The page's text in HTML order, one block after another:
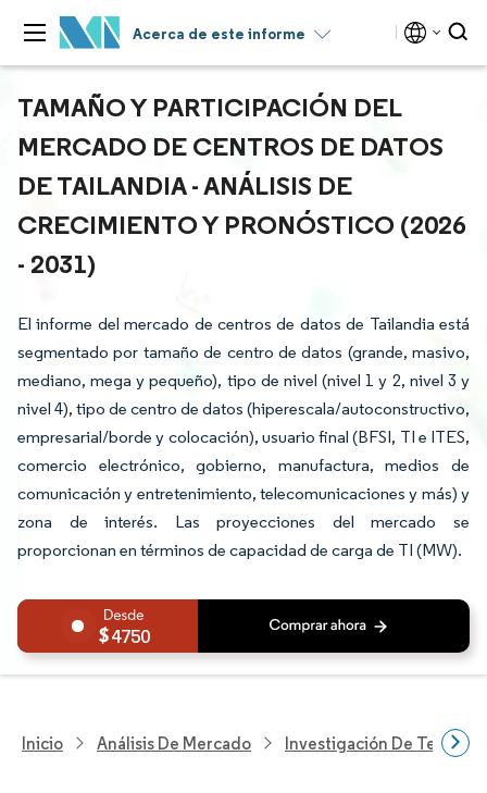
Acerca de este informe
TAMAÑO Y PARTICIPACIÓN DEL
MERCADO DE CENTROS DE DATOS
DE TAILANDIA - ANÁLISIS DE
CRECIMIENTO Y PRONÓSTICO (2026
- 2031)
El informe del mercado de centros de datos de Tailandia está
segmentado por tamaño de centro de datos (grande, masivo,
mediano, mega y pequeño), tipo de nivel (nivel 1 y 2, nivel 3 y
nivel 4), tipo de centro de datos (hiperescala/autoconstructivo,
empresarial/borde y colocación), usuario final (BFSI, TI e ITES,
comercio electrónico, gobierno, manufactura, medios de
comunicación y entretenimiento, telecomunicaciones y más) y
zona de interés. Las proyecciones del mercado se
proporcionan en términos de capacidad de carga de TI (MW).
4750
Inicio Análisis De Mercado Investigación De